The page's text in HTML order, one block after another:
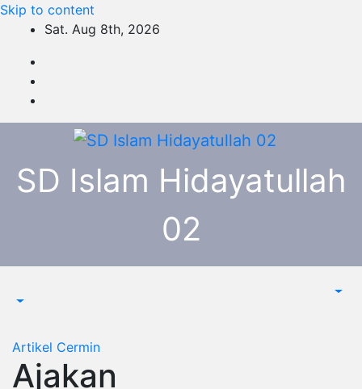
Skip to content
Sat. Aug 8th, 2026
SD Islam Hidayatullah
02
Artikel Cermin
Ajakan